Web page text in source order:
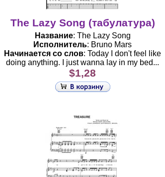
The Lazy Song (табулатура)
Название: The Lazy Song
Исполнитель: Bruno Mars
Начинается со слов: Today I don't feel like
doing anything. I just wanna lay in my bed...
$1,28